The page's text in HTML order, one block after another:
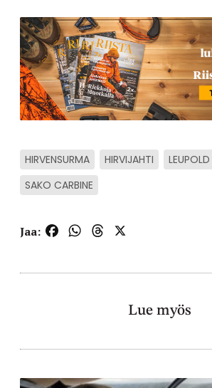
HIRVENSURMA HIRVIJAHTI
LEUPOLD
SAKO CARBINE
Jaa: FacebookWhatsApp
Threads
Lue myös